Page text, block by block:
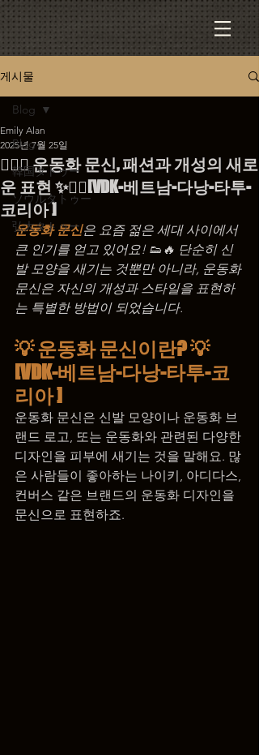
게시물
Blog
韓国タトゥー
ソウルタトゥー
弘大タトゥー
Blog
🏃‍♂️✨ 운동화 문신, 패션과 개성의 새로
운 표현 ✨🏃‍♀️[VDK-베트남-다낭-타투-
코리아 ]
Emily Alan
2025년 7월 25일
운동화 문신은 요즘 젊은 세대 사이에서
큰 인기를 얻고 있어요! 👟🔥 단순히 신
발 모양을 새기는 것뿐만 아니라, 운동화
문신은 자신의 개성과 스타일을 표현하
는 특별한 방법이 되었습니다.
💡 운동화 문신이란? 💡
[VDK-베트남-다낭-타투-코
리아 ]
운동화 문신은 신발 모양이나 운동화 브
랜드 로고, 또는 운동화와 관련된 다양한
디자인을 피부에 새기는 것을 말해요. 많
은 사람들이 좋아하는 나이키, 아디다스,
컨버스 같은 브랜드의 운동화 디자인을
문신으로 표현하죠.